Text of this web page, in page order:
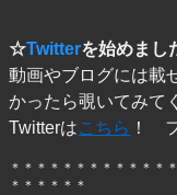
☆Twitterを始めま
動画やブログには載
かったら覗いてみて
Twitterはこちら ！
＊＊＊＊＊＊＊＊＊＊＊＊
＊＊＊＊＊＊